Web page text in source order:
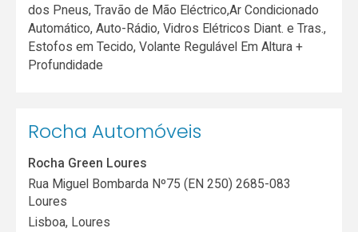
dos Pneus, Travão de Mão Eléctrico,Ar Condicionado
Automático, Auto-Rádio, Vidros Elétricos Diant. e Tras.,
Estofos em Tecido, Volante Regulável Em Altura +
Profundidade
Rocha Automóveis
Rocha Green Loures
Rua Miguel Bombarda Nº75 (EN 250) 2685-083
Loures
Lisboa, Loures